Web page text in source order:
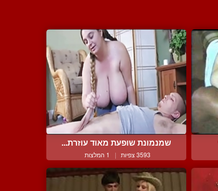
שמנמונת שופעת מאוד עוזרת...
3593 צפיות | 1 המלצות